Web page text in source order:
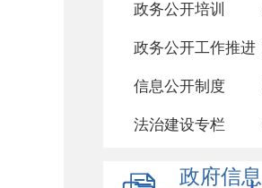
政务公开培训
政务公开工作推进
信息公开制度
法治建设专栏
政府信息